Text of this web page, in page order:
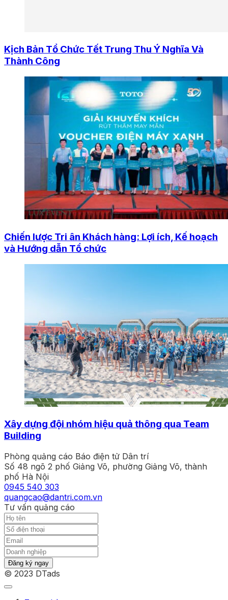
Kịch Bản Tổ Chức Tết Trung Thu Ý Nghĩa Và
Thành Công
Chiến lược Tri ân Khách hàng: Lợi ích, Kế hoạch
và Hướng dẫn Tổ chức
Xây dựng đội nhóm hiệu quả thông qua Team
Building
Phòng quảng cáo Báo điện tử Dân trí
Số 48 ngõ 2 phố Giảng Võ, phường Giảng Võ, thành
phố Hà Nội
0945 540 303
quangcao@dantri.com.vn
Tư vấn quảng cáo
Đăng ký ngay
© 2023 DTads